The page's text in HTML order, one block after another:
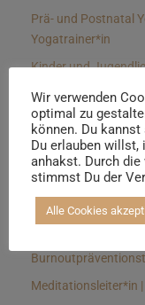
Prä- und Postnatal
Yogatrainer*in
Kinder und
Yin Yogalehrer*in |
Hormon
Longevitytrainer*in
Meditationsleiter*in
Wir verwenden
optimal zu
können. Du
Du erlauben willst,
anhakst. Durch
stimmst Du der
Alle Cookies